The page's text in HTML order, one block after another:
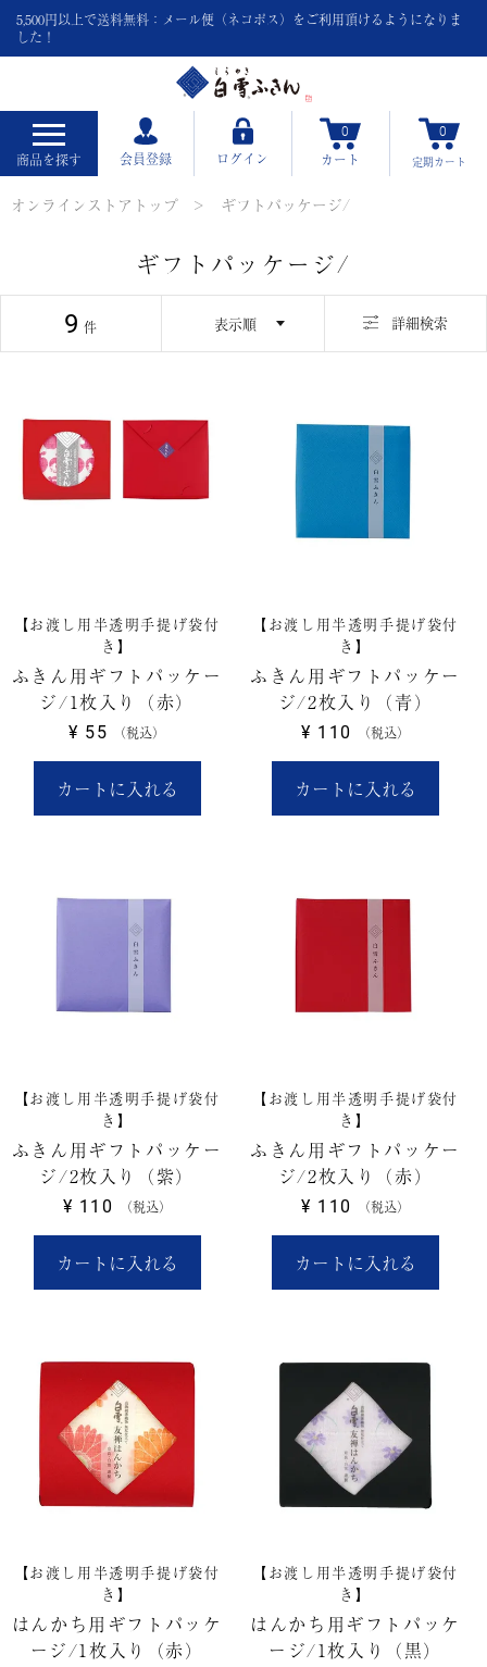
5,500円以上で送料無料：メール便（ネコポス）をご利用頂けるようになりま
した！
商品を探す 会員登録 ログイン
0
カート
0
定期カート
オンラインストアトップ ギフトパッケージ/
ギフトパッケージ/
並び替え
9 詳細検索
【お渡し用半透明手提げ袋付
き】
ふきん用ギフトパッケー
ジ/1枚入り（赤）
¥ 55 税込
カートに入れる
【お渡し用半透明手提げ袋付
き】
ふきん用ギフトパッケー
ジ/2枚入り（青）
¥ 110 税込
カートに入れる
【お渡し用半透明手提げ袋付
き】
ふきん用ギフトパッケー
ジ/2枚入り（紫）
¥ 110 税込
カートに入れる
【お渡し用半透明手提げ袋付
き】
ふきん用ギフトパッケー
ジ/2枚入り（赤）
¥ 110 税込
カートに入れる
【お渡し用半透明手提げ袋付
き】
はんかち用ギフトパッケ
ージ/1枚入り（赤）
【お渡し用半透明手提げ袋付
き】
はんかち用ギフトパッケ
ージ/1枚入り（黒）